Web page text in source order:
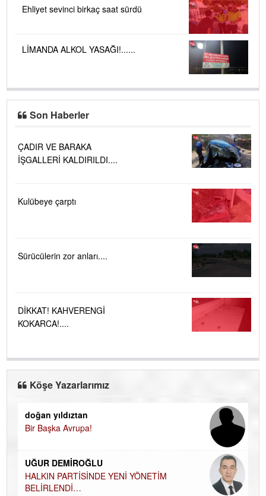
Ehliyet sevinci birkaç saat sürdü
LİMANDA ALKOL YASAĞI!......
Son Haberler
ÇADIR VE BARAKA
İŞGALLERİ KALDIRILDI....
Kulübeye çarptı
Sürücülerin zor anları....
DİKKAT! KAHVERENGİ
KOKARCA!....
Köşe Yazarlarımız
doğan yıldıztan
Bir Başka Avrupa!
UĞUR DEMİROĞLU
HALKIN PARTİSİNDE YENİ YÖNETİM
BELİRLENDİ…